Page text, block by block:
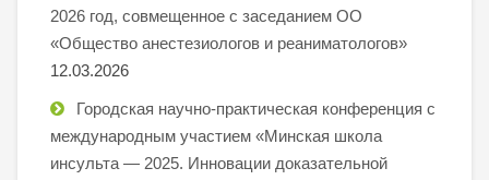
2026 год, совмещенное с заседанием ОО
«Общество анестезиологов и реаниматологов»
12.03.2026
Городская научно-практическая конференция с
международным участием «Минская школа
инсульта — 2025. Инновации доказательной